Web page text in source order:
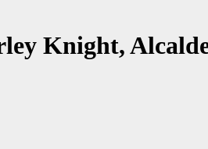
Knight,